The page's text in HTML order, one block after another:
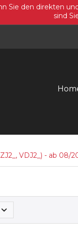
Sie den direkten
sind
VDJ2_) - ab 08/